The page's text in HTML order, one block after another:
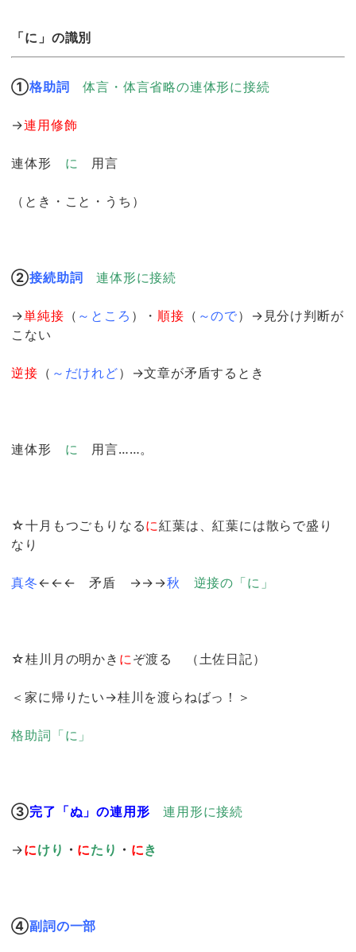
「に」の識別
①格助詞 体言・体言省略の連体形に接続
→連用修飾
連体形 に 用言
（とき・こと・うち）
②接続助詞 連体形に接続
→単純接 （ ～ところ ）・ 順接 （ ～ので）→見分け判断が
こない
逆接 （ ～だけれど）→文章が矛盾するとき
連体形 に 用言……。
☆十月もつごもりなるに紅葉は、紅葉には散らで盛り
なり
真冬←←← 矛盾 →→→秋 逆接の「に」
☆桂川月の明かき にぞ渡る （土佐日記）
＜家に帰りたい→桂川を渡らねばっ！＞
格助詞「に」
③完了「ぬ」の連用形 連用形に接続
→にけり ・ にたり ・ にき
④副詞の一部